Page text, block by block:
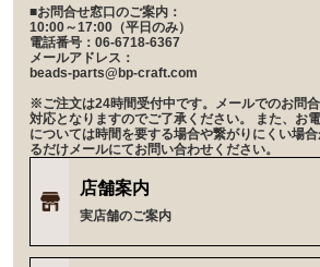
■お問合せ窓口のご案内：
10:00～17:00（平日のみ）
電話番号：06-6718-6367
メールアドレス：
beads-parts@bp-craft.com
※ご注文は24時間受付中です。メールでのお問
対応となりますのでご了承ください。 また、お
については時間を要する場合や繋がりにくい場
るだけメールにてお問い合わせください。
店舗案内
実店舗のご案内